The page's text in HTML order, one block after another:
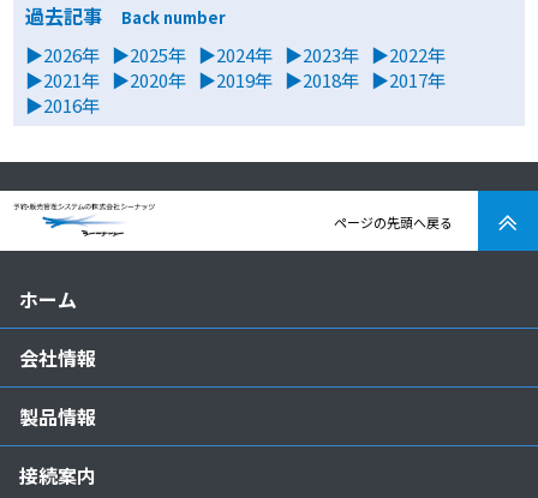
過去記事 Back number
▶2026年 ▶2025年 ▶2024年 ▶2023年 ▶2022年
▶2021年 ▶2020年 ▶2019年 ▶2018年 ▶2017年
▶2016年
ページの先頭へ戻る
ホーム
会社情報
製品情報
接続案内